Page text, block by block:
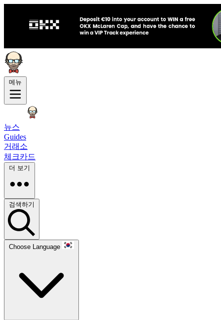
메뉴
뉴스
Guides
거래소
체크카드
더 보기
검색하기
Choose Language